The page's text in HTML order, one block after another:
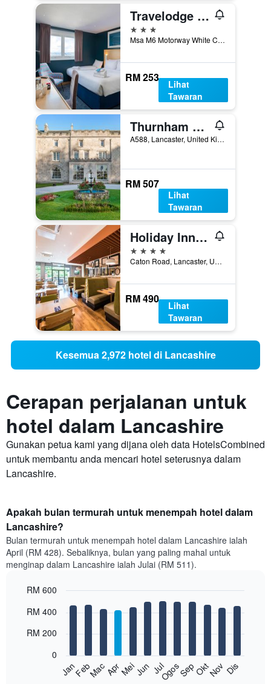
Travelodge Lancaster M6
3 bintang
Msa M6 Motorway White Carr Ln Bay Horse, Lancaster, United Kingdom
RM 253
Lihat
Tawaran
Thurnham Hall Resort
A588, Lancaster, United Kingdom
RM 507
Lihat
Tawaran
Holiday Inn Lancaster By IHG
4 bintang
Caton Road, Lancaster, United Kingdom
RM 490
Lihat
Tawaran
Kesemua 2,972 hotel di Lancashire
Cerapan perjalanan untuk
hotel dalam Lancashire
Gunakan petua kami yang dijana oleh data HotelsCombined
untuk membantu anda mencari hotel seterusnya dalam
Lancashire.
Apakah bulan termurah untuk menempah hotel dalam
Lancashire?
Bulan termurah untuk menempah hotel dalam Lancashire ialah
April (RM 428). Sebaliknya, bulan yang paling mahal untuk
menginap dalam Lancashire ialah Julai (RM 511).
chart
12
graphic.
JanFebMacAprMeiJun Jul
OgosSepOktNov Dis
0
RM 200
RM 400
RM 600